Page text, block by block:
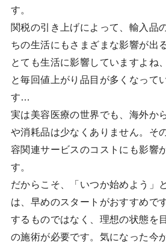
す。
関税の引き上げによって、輸入品
ちの生活にもさまざまな影響が出
とても生活に影響していますよね
と毎回値上がり品目が多くなって
す…
実は美容医療の世界でも、海外か
や消耗品は少なくありません。そ
容関連サービスのコストにも影響
す。
だからこそ、「いつか始めよう」
は、早めのスタートがおすすめで
するものではなく、理想の状態を
の施術が必要です。気になった今